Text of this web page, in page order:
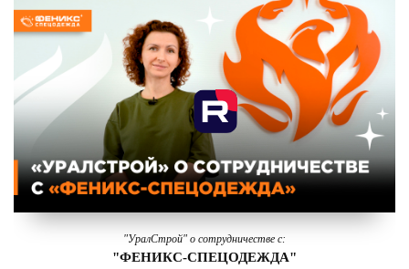
"УралСтрой" о сотрудничестве с:
"ФЕНИКС-СПЕЦОДЕЖДА"